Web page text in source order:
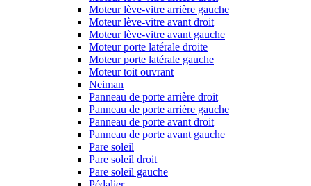
Moteur lève-vitre arrière gauche
Moteur lève-vitre avant droit
Moteur lève-vitre avant gauche
Moteur porte latérale droite
Moteur porte latérale gauche
Moteur toit ouvrant
Neiman
Panneau de porte arrière droit
Panneau de porte arrière gauche
Panneau de porte avant droit
Panneau de porte avant gauche
Pare soleil
Pare soleil droit
Pare soleil gauche